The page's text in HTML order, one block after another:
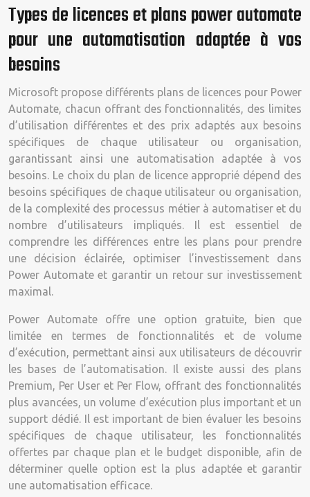
Types de licences et plans power automate
pour une automatisation adaptée à vos
besoins
Microsoft propose différents plans de licences pour Power
Automate, chacun offrant des fonctionnalités, des limites
d’utilisation différentes et des prix adaptés aux besoins
spécifiques de chaque utilisateur ou organisation,
garantissant ainsi une automatisation adaptée à vos
besoins. Le choix du plan de licence approprié dépend des
besoins spécifiques de chaque utilisateur ou organisation,
de la complexité des processus métier à automatiser et du
nombre d’utilisateurs impliqués. Il est essentiel de
comprendre les différences entre les plans pour prendre
une décision éclairée, optimiser l’investissement dans
Power Automate et garantir un retour sur investissement
maximal.
Power Automate offre une option gratuite, bien que
limitée en termes de fonctionnalités et de volume
d’exécution, permettant ainsi aux utilisateurs de découvrir
les bases de l’automatisation. Il existe aussi des plans
Premium, Per User et Per Flow, offrant des fonctionnalités
plus avancées, un volume d’exécution plus important et un
support dédié. Il est important de bien évaluer les besoins
spécifiques de chaque utilisateur, les fonctionnalités
offertes par chaque plan et le budget disponible, afin de
déterminer quelle option est la plus adaptée et garantir
une automatisation efficace.